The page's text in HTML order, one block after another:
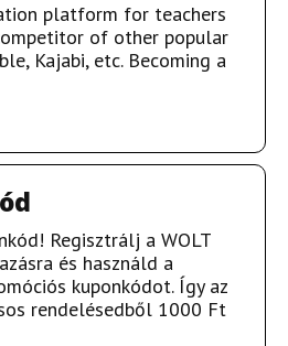
platform for teachers
of other popular
Kajabi, etc. Becoming a
Regisztrálj a WOLT
és használd a
kuponkódot. Így az
rendelésedből 1000 Ft